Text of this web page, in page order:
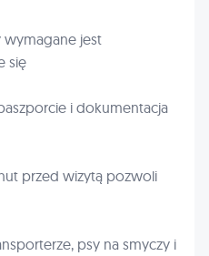
wymagane jest
się
i dokumentacja
przed wizytą pozwoli
psy na smyczy i